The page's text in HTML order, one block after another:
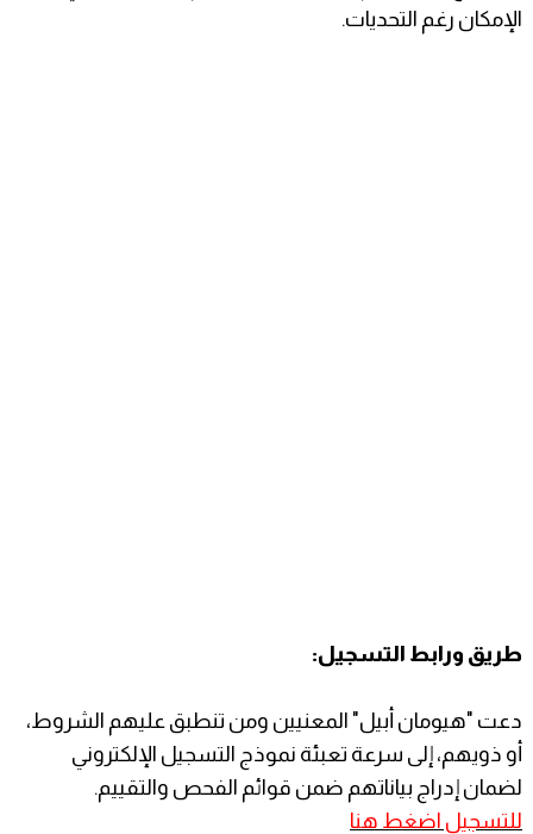
الإمكان رغم التحديات.
​طريق ورابط التسجيل:
​دعت "هيومان أبيل" المعنيين ومن تنطبق عليهم الشروط،
أو ذويهم، إلى سرعة تعبئة نموذج التسجيل الإلكتروني
لضمان إدراج بياناتهم ضمن قوائم الفحص والتقييم.
للتسجيل اضغط هنا